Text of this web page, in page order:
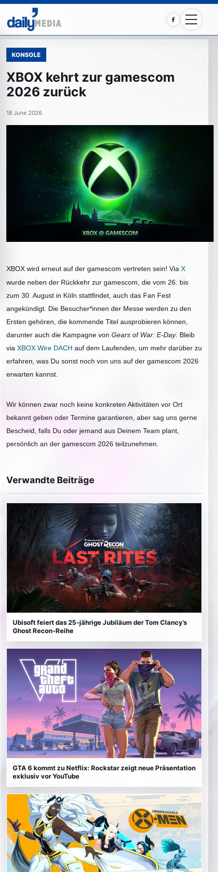
Facebook
KONSOLE
XBOX kehrt zur gamescom
2026 zurück
18 June 2026
XBOX wird erneut auf der gamescom vertreten sein! Via X
wurde neben der Rückkehr zur gamescom, die vom 26. bis
zum 30. August in Köln stattfindet, auch das Fan Fest
angekündigt. Die Besucher*innen der Messe werden zu den
Ersten gehören, die kommende Titel ausprobieren können,
darunter auch die Kampagne von Gears of War: E-Day. Bleib
via XBOX Wire DACH auf dem Laufenden, um mehr darüber zu
erfahren, was Du sonst noch von uns auf der gamescom 2026
erwarten kannst.
Wir können zwar noch keine konkreten Aktivitäten vor Ort
bekannt geben oder Termine garantieren, aber sag uns gerne
Bescheid, falls Du oder jemand aus Deinem Team plant,
persönlich an der gamescom 2026 teilzunehmen.
Verwandte Beiträge
Ubisoft feiert das 25-jährige Jubiläum der Tom Clancy’s
Ghost Recon-Reihe
GTA 6 kommt zu Netflix: Rockstar zeigt neue Präsentation
exklusiv vor YouTube